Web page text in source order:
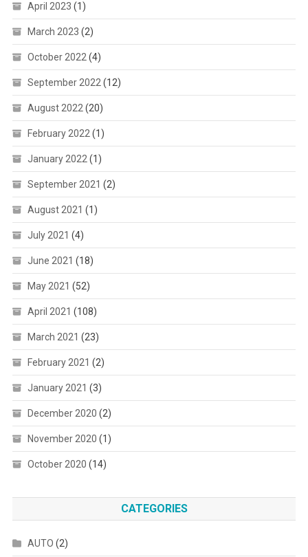
April 2023 (1)
March 2023 (2)
October 2022 (4)
September 2022 (12)
August 2022 (20)
February 2022 (1)
January 2022 (1)
September 2021 (2)
August 2021 (1)
July 2021 (4)
June 2021 (18)
May 2021 (52)
April 2021 (108)
March 2021 (23)
February 2021 (2)
January 2021 (3)
December 2020 (2)
November 2020 (1)
October 2020 (14)
CATEGORIES
AUTO (2)